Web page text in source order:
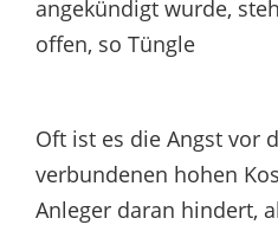
angekündigt wurde,
offen, so Tüngle
Oft ist es die Angst vor
verbundenen hohen
Anleger daran hindert,